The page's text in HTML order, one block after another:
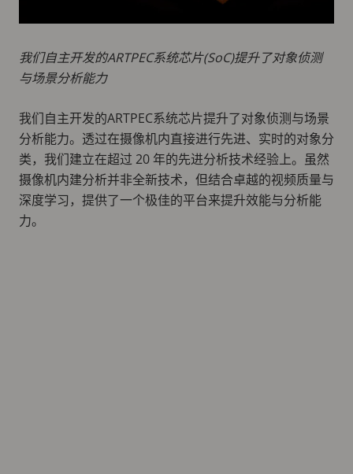
我们自主开发的ARTPEC系统芯片(SoC)提升了对象侦测
与场景分析能力
我们自主开发的ARTPEC系统芯片提升了对象侦测与场景
分析能力。透过在摄像机内直接进行先进、实时的对象分
类，我们建立在超过 20 年的先进分析技术经验上。虽然
摄像机内建分析并非全新技术，但结合卓越的视频质量与
深度学习，提供了一个极佳的平台来提升效能与分析能
力。